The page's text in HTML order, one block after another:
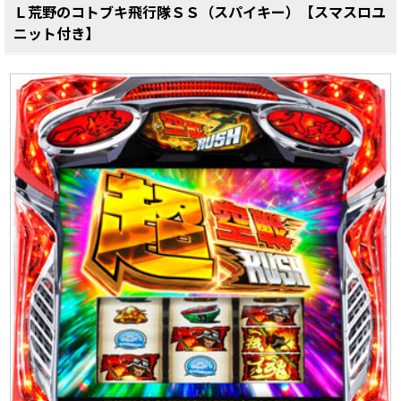
Ｌ荒野のコトブキ飛行隊ＳＳ（スパイキー）【スマスロユ
ニット付き】